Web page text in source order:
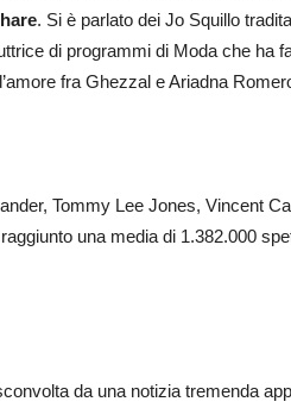
. Si è parlato dei Jo Squillo
di programmi di Moda che ha
fra Ghezzal e Ariadna
Tommy Lee Jones, Vincent
una media di 1.382.000
da una notizia tremenda